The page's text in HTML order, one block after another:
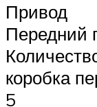
Привод
Передний
коробка
5